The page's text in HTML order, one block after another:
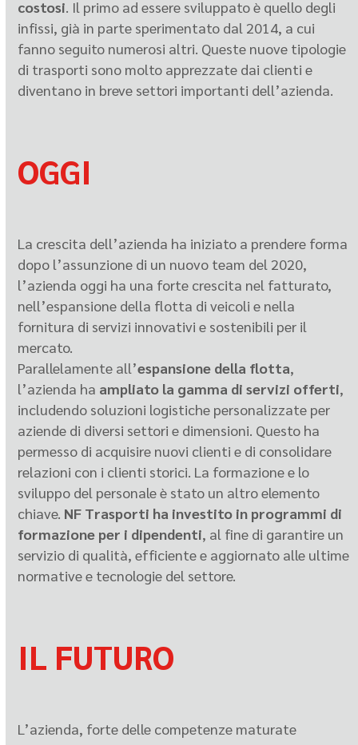
costosi. Il primo ad essere sviluppato è quello degli
infissi, già in parte sperimentato dal 2014, a cui
fanno seguito numerosi altri. Queste nuove tipologie
di trasporti sono molto apprezzate dai clienti e
diventano in breve settori importanti dell’azienda.
OGGI
La crescita dell’azienda ha iniziato a prendere forma
dopo l’assunzione di un nuovo team del 2020,
l’azienda oggi ha una forte crescita nel fatturato,
nell’espansione della flotta di veicoli e nella
fornitura di servizi innovativi e sostenibili per il
mercato.
Parallelamente all’espansione della flotta,
l’azienda ha ampliato la gamma di servizi offerti,
includendo soluzioni logistiche personalizzate per
aziende di diversi settori e dimensioni. Questo ha
permesso di acquisire nuovi clienti e di consolidare
relazioni con i clienti storici. La formazione e lo
sviluppo del personale è stato un altro elemento
chiave. NF Trasporti ha investito in programmi di
formazione per i dipendenti, al fine di garantire un
servizio di qualità, efficiente e aggiornato alle ultime
normative e tecnologie del settore.
IL FUTURO
L’azienda, forte delle competenze maturate